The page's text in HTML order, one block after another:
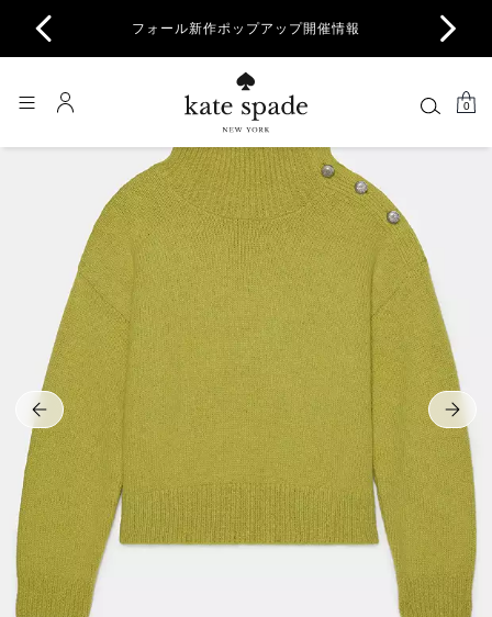
フォール新作ポップアップ開催情報
0